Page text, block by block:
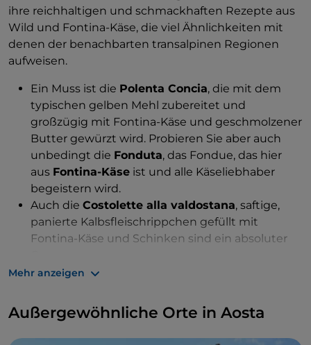
ihre reichhaltigen und schmackhaften Rezepte aus
Wild und Fontina-Käse, die viel Ähnlichkeiten mit
denen der benachbarten transalpinen Regionen
aufweisen.
Ein Muss ist die Polenta Concia, die mit dem
typischen gelben Mehl zubereitet und
großzügig mit Fontina-Käse und geschmolzener
Butter gewürzt wird. Probieren Sie aber auch
unbedingt die Fonduta, das Fondue, das hier
aus Fontina-Käse ist und alle Käseliebhaber
begeistern wird.
Auch die Costolette alla valdostana, saftige,
panierte Kalbsfleischrippchen gefüllt mit
Fontina-Käse und Schinken sind ein absoluter
altbackenem Brot, Fontina-Käse und Brühe.
Mehr anzeigen
Außergewöhnliche Orte in Aosta